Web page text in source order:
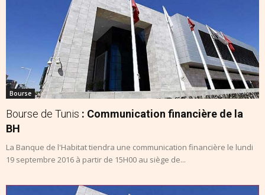
Bourse
Bourse de Tunis : Communication financière de la
BH
La Banque de l'Habitat tiendra une communication financière le lundi
19 septembre 2016 à partir de 15H00 au siège de...